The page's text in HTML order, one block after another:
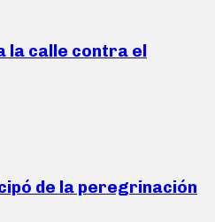
la calle contra el
de la peregrinación